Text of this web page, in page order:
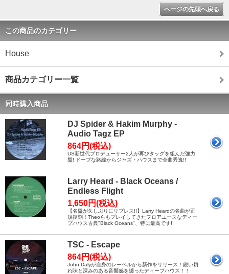
ページの先頭へ戻る
この商品のカテゴリー
House
商品カテゴリー一覧
同時購入商品
DJ Spider & Hakim Murphy -
Audio Tagz EP
864円(税込)
US新世代プロデューサー2人が再びタッグを組んだ強力
盤! ドープな路線からジャズ・ハウスまで全曲秀逸!!
Larry Heard - Black Oceans /
Endless Flight
1,650円(税込)
【名盤が久しぶりにリプレス!!】Larry Heardの名曲が正
規復刻！Theoらもプレイしてきたフロアユースなディー
プハウス古典"Black Oceans"、特に最高です!!
TSC - Escape
864円(税込)
John Dalyが自身のレーベルから新作をリリース！鋭い切
れ味と深みのある音響感を纏ったディープハウス！！